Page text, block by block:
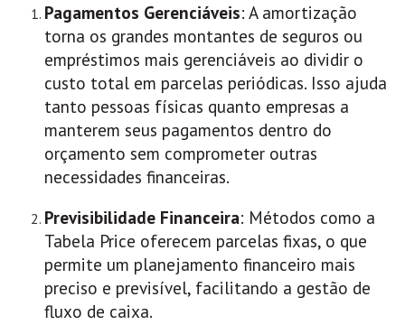
Pagamentos Gerenciáveis: A amortização
torna os grandes montantes de seguros ou
empréstimos mais gerenciáveis ao dividir o
custo total em parcelas periódicas. Isso ajuda
tanto pessoas físicas quanto empresas a
manterem seus pagamentos dentro do
orçamento sem comprometer outras
necessidades financeiras.
Previsibilidade Financeira: Métodos como a
Tabela Price oferecem parcelas fixas, o que
permite um planejamento financeiro mais
preciso e previsível, facilitando a gestão de
fluxo de caixa.